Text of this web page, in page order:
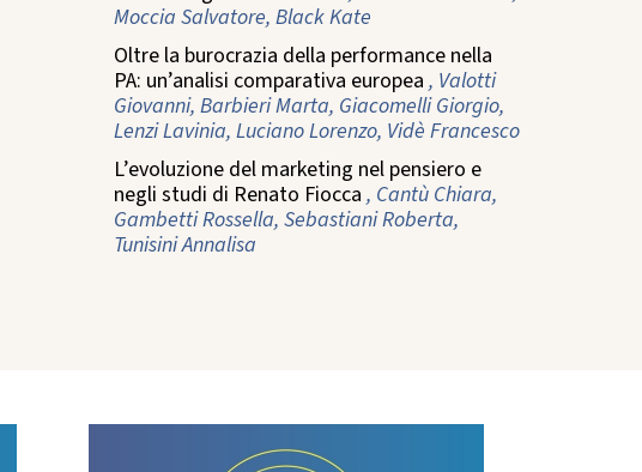
Moccia Salvatore, Black Kate
Oltre la burocrazia della performance nella
PA: un’analisi comparativa europea , Valotti
Giovanni, Barbieri Marta, Giacomelli Giorgio,
Lenzi Lavinia, Luciano Lorenzo, Vidè Francesco
L’evoluzione del marketing nel pensiero e
negli studi di Renato Fiocca , Cantù Chiara,
Gambetti Rossella, Sebastiani Roberta,
Tunisini Annalisa